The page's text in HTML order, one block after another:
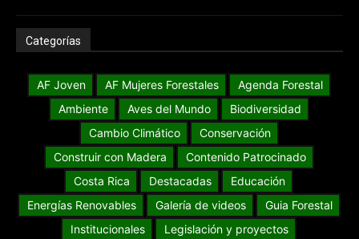
Categorías
AF Joven AF Mujeres Forestales
Agenda Forestal
Ambiente
Aves del Mundo
Biodiversidad
Cambio Climático
Conservación
Construir con Madera
Contenido Patrocinado
Costa Rica
Destacadas
Educación
Energías Renovables
Galería de videos
Guia Forestal
Institucionales
Legislación y proyectos